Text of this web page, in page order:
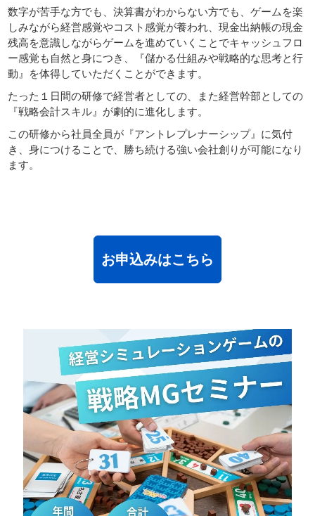
サイトマップ
数字が苦手な方でも、決算書がわからない方でも、ゲームを楽
しみながら経営感覚やコスト感覚が養われ、現金出納帳の現金
残高を意識しながらゲームを進めていくことでキャッシュフロ
ー感覚も自然と身につき、『儲かる仕組みや戦略的な思考と行
動』を体得していただくことができます。
たった１日間の研修で経営者としての、また経営幹部としての
『戦略会計スキル』が劇的に進化します。
この研修から社員全員が『アントレプレナーシップ』に気付
き、身につけることで、勝ち続ける強い会社創りが可能になり
ます。
お申込みはこちら